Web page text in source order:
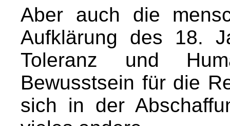
Aber auch die
Aufklärung des 18.
Toleranz und
Bewusstsein für die
sich in der